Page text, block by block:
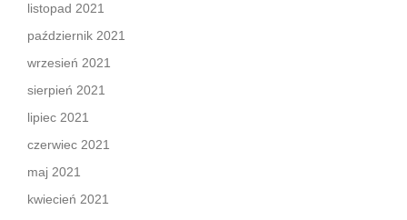
listopad 2021
październik 2021
wrzesień 2021
sierpień 2021
lipiec 2021
czerwiec 2021
maj 2021
kwiecień 2021